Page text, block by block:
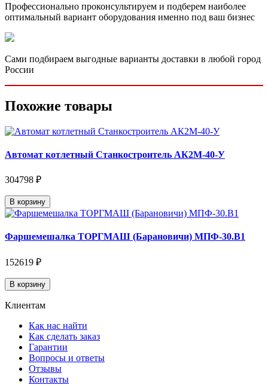
Профессионально проконсультируем и подберем наиболее
оптимальный вариант оборудования именно под ваш бизнес
Сами подбираем выгодные варианты доставки в любой город
России
Похожие товары
Автомат котлетный Станкостроитель АК2М-40-У
304798 ₽
В корзину
Фаршемешалка ТОРГМАШ (Барановичи) МПФ-30.В1
152619 ₽
В корзину
Клиентам
Как нас найти
Как сделать заказ
Гарантии
Вопросы и ответы
Отзывы
Контакты